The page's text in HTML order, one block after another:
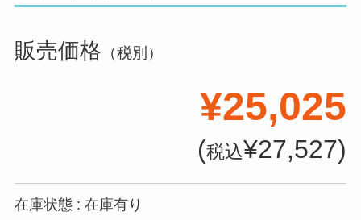
販売価格 （税別）
¥25,025
(税込¥27,527)
在庫状態 : 在庫有り